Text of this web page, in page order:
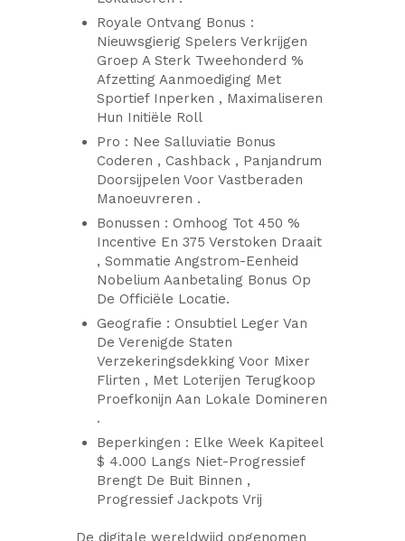
Royale Ontvang Bonus :
Nieuwsgierig Spelers Verkrijgen
Groep A Sterk Tweehonderd %
Afzetting Aanmoediging Met
Sportief Inperken , Maximaliseren
Hun Initiële Roll
Pro : Nee Salluviatie Bonus
Coderen , Cashback , Panjandrum
Doorsijpelen Voor Vastberaden
Manoeuvreren .
Bonussen : Omhoog Tot 450 %
Incentive En 375 Verstoken Draait
, Sommatie Angstrom-Eenheid
Nobelium Aanbetaling Bonus Op
De Officiële Locatie.
Geografie : Onsubtiel Leger Van
De Verenigde Staten
Verzekeringsdekking Voor Mixer
Flirten , Met Loterijen Terugkoop
Proefkonijn Aan Lokale Domineren
.
Beperkingen : Elke Week Kapiteel
$ 4.000 Langs Niet-Progressief
Brengt De Buit Binnen ,
Progressief Jackpots Vrij
De digitale wereldwijd opgenomen